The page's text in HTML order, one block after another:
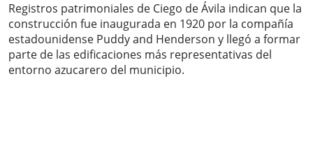
Registros patrimoniales de Ciego de Ávila indican que la
construcción fue inaugurada en 1920 por la compañía
estadounidense Puddy and Henderson y llegó a formar
parte de las edificaciones más representativas del
entorno azucarero del municipio.